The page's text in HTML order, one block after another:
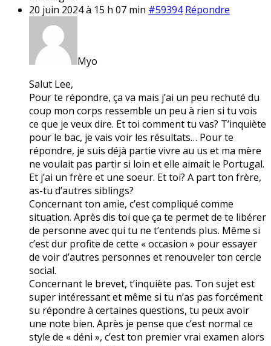
20 juin 2024 à 15 h 07 min #59394 Répondre
Myo
Salut Lee,
Pour te répondre, ça va mais j’ai un peu rechuté du
coup mon corps ressemble un peu à rien si tu vois
ce que je veux dire. Et toi comment tu vas? T’inquiète
pour le bac, je vais voir les résultats… Pour te
répondre, je suis déjà partie vivre au us et ma mère
ne voulait pas partir si loin et elle aimait le Portugal.
Et j’ai un frère et une soeur. Et toi? A part ton frère,
as-tu d’autres siblings?
Concernant ton amie, c’est compliqué comme
situation. Après dis toi que ça te permet de te libérer
de personne avec qui tu ne t’entends plus. Même si
c’est dur profite de cette « occasion » pour essayer
de voir d’autres personnes et renouveler ton cercle
social.
Concernant le brevet, t’inquiète pas. Ton sujet est
super intéressant et même si tu n’as pas forcément
su répondre à certaines questions, tu peux avoir
une note bien. Après je pense que c’est normal ce
style de « déni », c’est ton premier vrai examen alors